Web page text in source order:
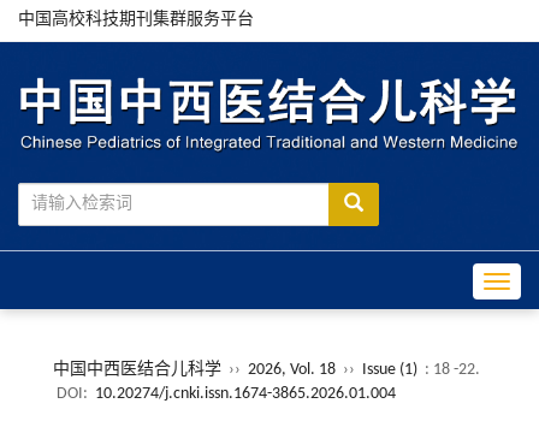
中国高校科技期刊集群服务平台
中国中西医结合儿科学 ›› 2026, Vol. 18 ›› Issue (1) : 18 -22.
DOI: 10.20274/j.cnki.issn.1674-3865.2026.01.004